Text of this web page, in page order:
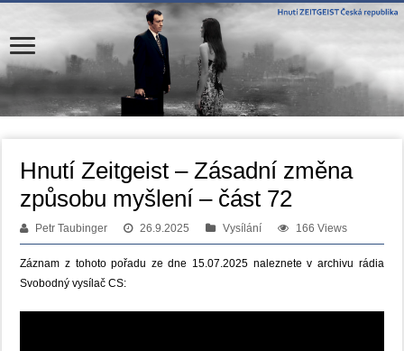
Hnutí Zeitgeist – Zásadní změna
způsobu myšlení – část 72
Petr Taubinger 26.9.2025 Vysílání 166 Views
Záznam z tohoto pořadu ze dne 15.07.2025 naleznete v archivu rádia
Svobodný vysílač CS: